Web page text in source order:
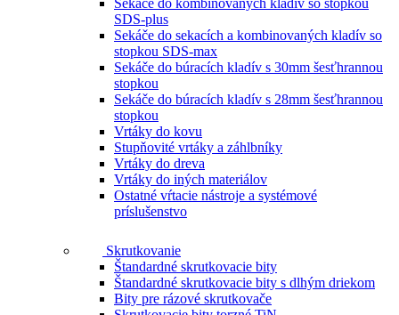
SDS-plus
Sekáče do sekacích a kombinovaných kladív so
stopkou SDS-max
Sekáče do búracích kladív s 30mm šesťhrannou
stopkou
Sekáče do búracích kladív s 28mm šesťhrannou
stopkou
Vrtáky do kovu
Stupňovité vrtáky a záhlbníky
Vrtáky do dreva
Vrtáky do iných materiálov
Ostatné vŕtacie nástroje a systémové
príslušenstvo
Skrutkovanie
Štandardné skrutkovacie bity
Štandardné skrutkovacie bity s dlhým driekom
Bity pre rázové skrutkovače